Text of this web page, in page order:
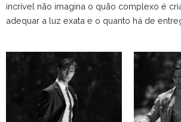
incrível não imagina o quão complexo é
adequar a luz exata e o quanto há de